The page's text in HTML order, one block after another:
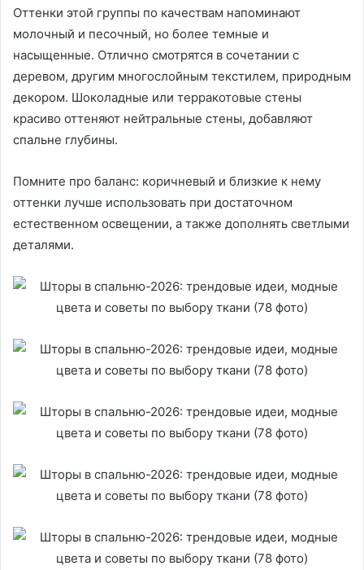
Оттенки этой группы по качествам напоминают
молочный и песочный, но более темные и
насыщенные. Отлично смотрятся в сочетании с
деревом, другим многослойным текстилем, природным
декором. Шоколадные или терракотовые стены
красиво оттеняют нейтральные стены, добавляют
спальне глубины.
Помните про баланс: коричневый и близкие к нему
оттенки лучше использовать при достаточном
естественном освещении, а также дополнять светлыми
деталями.